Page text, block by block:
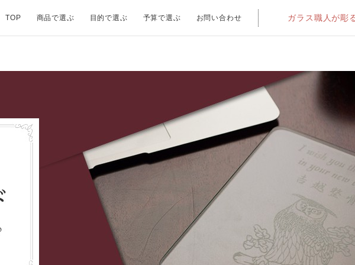
TOP 商品で選ぶ 目的で選ぶ 予算で選ぶ お問い合わせ ガラス職人が彫